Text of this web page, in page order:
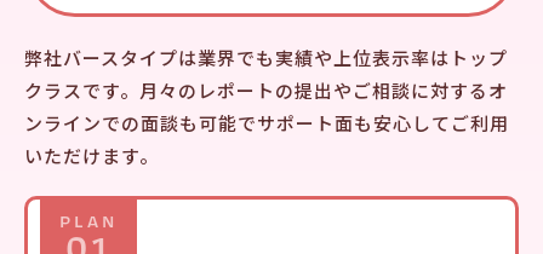
弊社バースタイプは業界でも実績や上位表示率はトップ
クラスです。月々のレポートの提出やご相談に対するオ
ンラインでの面談も可能でサポート面も安心してご利用
いただけます。
PLAN